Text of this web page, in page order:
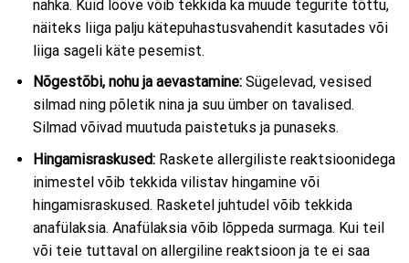
nahka. Kuid lööve võib tekkida ka muude tegurite tõttu,
näiteks liiga palju kätepuhastusvahendit kasutades või
liiga sageli käte pesemist.
Nõgestõbi, nohu ja aevastamine: Sügelevad, vesised
silmad ning põletik nina ja suu ümber on tavalised.
Silmad võivad muutuda paistetuks ja punaseks.
Hingamisraskused: Raskete allergiliste reaktsioonidega
inimestel võib tekkida vilistav hingamine või
hingamisraskused. Rasketel juhtudel võib tekkida
anafülaksia. Anafülaksia võib lõppeda surmaga. Kui teil
või teie tuttaval on allergiline reaktsioon ja te ei saa